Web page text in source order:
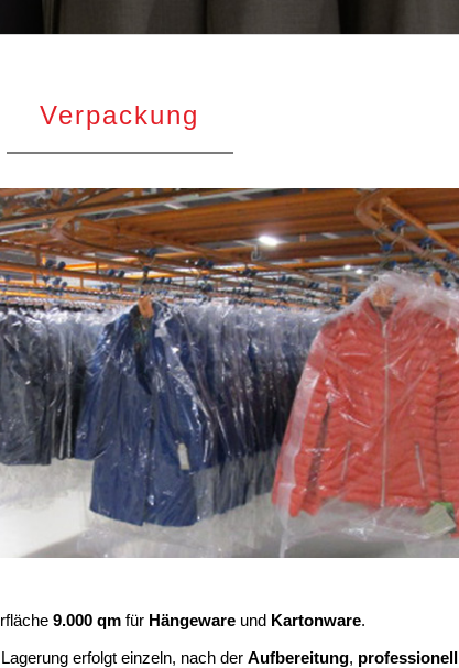
Verpackung
9.000 qmfür Hängewareund Kartonware.
erfolgt einzeln, nach derAufbereitung, professionell